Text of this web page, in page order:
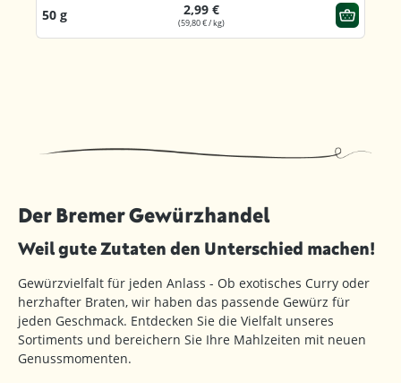
50 g 2,99 €
(59,80 € / kg)
Der Bremer Gewürzhandel
Weil gute Zutaten den Unterschied machen!
Gewürzvielfalt für jeden Anlass - Ob exotisches Curry oder
herzhafter Braten, wir haben das passende Gewürz für
jeden Geschmack. Entdecken Sie die Vielfalt unseres
Sortiments und bereichern Sie Ihre Mahlzeiten mit neuen
Genussmomenten.